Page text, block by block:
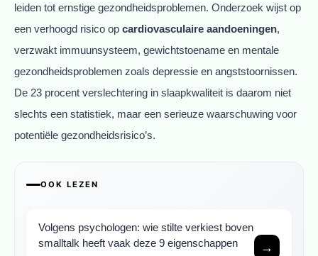
leiden tot ernstige gezondheidsproblemen. Onderzoek wijst op
een verhoogd risico op cardiovasculaire aandoeningen,
verzwakt immuunsysteem, gewichtstoename en mentale
gezondheidsproblemen zoals depressie en angststoornissen.
De 23 procent verslechtering in slaapkwaliteit is daarom niet
slechts een statistiek, maar een serieuze waarschuwing voor
potentiële gezondheidsrisico’s.
OOK LEZEN
Volgens psychologen: wie stilte verkiest boven
smalltalk heeft vaak deze 9 eigenschappen
→